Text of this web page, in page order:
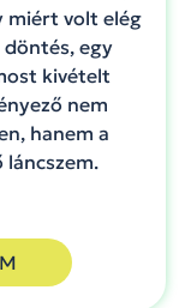
miért volt elég
egy
kivételt
nem
hanem a